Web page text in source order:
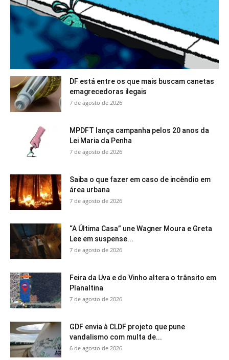
DF está entre os que mais buscam canetas
emagrecedoras ilegais
7 de agosto de 2026
MPDFT lança campanha pelos 20 anos da
Lei Maria da Penha
7 de agosto de 2026
Saiba o que fazer em caso de incêndio em
área urbana
7 de agosto de 2026
“A Última Casa” une Wagner Moura e Greta
Lee em suspense...
7 de agosto de 2026
Feira da Uva e do Vinho altera o trânsito em
Planaltina
7 de agosto de 2026
GDF envia à CLDF projeto que pune
vandalismo com multa de...
6 de agosto de 2026